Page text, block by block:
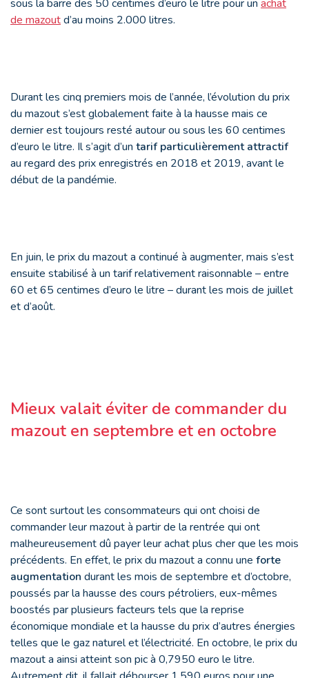
sous la barre des 50 centimes d’euro le litre pour un achat
de mazoutd’au moins 2.000 litres.
Durant les cinq premiers mois de l’année, l’évolution du prix
du mazout s’est globalement faite à la hausse mais ce
dernier est toujours resté autour ou sous les 60 centimes
d’euro le litre. Il s’agit d’un tarif particulièrement attractif
au regard des prix enregistrés en 2018 et 2019, avant le
début de la pandémie.
En juin, le prix du mazout a continué à augmenter, mais s’est
ensuite stabilisé à un tarif relativement raisonnable – entre
60 et 65 centimes d’euro le litre – durant les mois de juillet
et d’août.
Mieux valait éviter de commander du
mazout en septembre et en octobre
Ce sont surtout les consommateurs qui ont choisi de
commander leur mazout à partir de la rentrée qui ont
malheureusement dû payer leur achat plus cher que les mois
précédents. En effet, le prix du mazout a connu une forte
augmentation durant les mois de septembre et d’octobre,
poussés par la hausse des cours pétroliers, eux-mêmes
boostés par plusieurs facteurs tels que la reprise
économique mondiale et la hausse du prix d’autres énergies
telles que le gaz naturel et l’électricité. En octobre, le prix du
mazout a ainsi atteint son pic à 0,7950 euro le litre.